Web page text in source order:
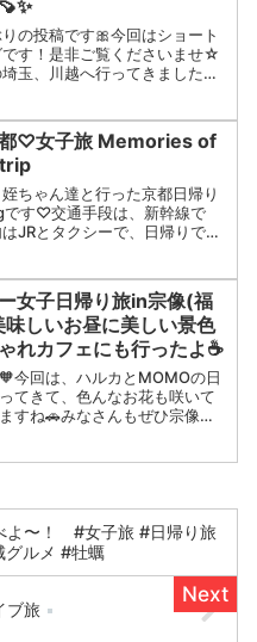
の投稿です🎀今回はショート
です！是非ご覧くださいませ☆
玉、川越へ行ってきました🚗
ださい🌙気に入っていただけた
、フォロー...
♡女子旅 Memories of
ちゃん達と行った京都日帰り
です♡交通手段は、新幹線で
JRとタクシーで、日帰りです
ネーションや飲食店も行けて
しめました♪...
女子日帰り旅in宗像(福
味しいお昼に美しい景色
れカフェにも行ったよ☕️
今回は、ハルカとMOMOの日
てきて、色んなお花も咲いて
すね🚗みなさんもぜひ宗像
よ〜！ #女子旅 #日帰り旅
グルメ #牡蠣
旅